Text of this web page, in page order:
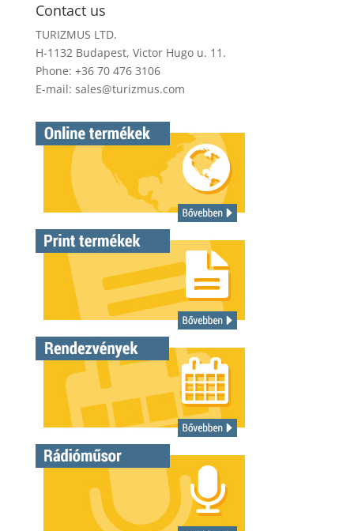
Contact us
TURIZMUS LTD.
H-1132 Budapest, Victor Hugo u. 11.
Phone: +36 70 476 3106
E-mail: sales@turizmus.com